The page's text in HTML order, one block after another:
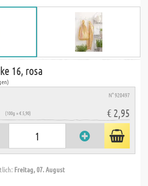
16, rosa
N° 920497
(100g = € 5,90) € 2,95
Freitag, 07. August